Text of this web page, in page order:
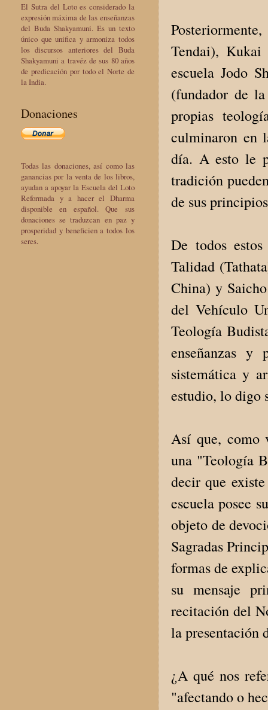
Tendai),
escuela Jodo
(fundador de
propias
culminaron en
día. A esto le
tradición
de sus
De todos
Talidad
China) y
del Vehículo
Teología
enseñanzas y
sistemática y
estudio, lo digo
Así que, como
una "Teología
decir que
escuela posee
objeto de
Sagradas
formas de
su mensaje
recitación del
la presentación
¿A qué nos
"afectando o
El Sutra del Loto es considerado la
expresión máxima de las enseñanzas
del Buda Shakyamuni. Es un texto
único que unifica y armoniza todos
los discursos anteriores del Buda
Shakyamuni a travéz de sus 80 años
de predicación por todo el Norte de
la India.
Donaciones
Todas las donaciones, así como las
ganancias por la venta de los libros,
ayudan a apoyar la Escuela del Loto
Reformada y a hacer el Dharma
disponible en español. Que sus
donaciones se traduzcan en paz y
prosperidad y beneficien a todos los
seres.